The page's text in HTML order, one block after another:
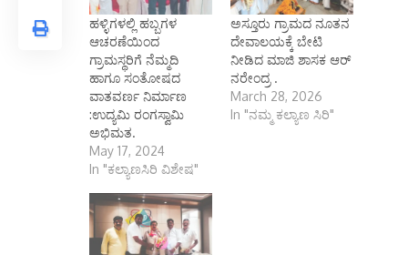
ಹಳ್ಳಿಗಳಲ್ಲಿ ಹಬ್ಬಗಳ
ಆಚರಣೆಯಿಂದ
ಗ್ರಾಮಸ್ಥರಿಗೆ ನೆಮ್ಮದಿ
ಹಾಗೂ ಸಂತೋಷದ
ವಾತವರ್ಣ ನಿರ್ಮಾಣ
:ಉದ್ಯಮಿ ರಂಗಸ್ವಾಮಿ
ಅಭಿಮತ.
May 17, 2024
In "ಕಲ್ಯಾಣಸಿರಿ ವಿಶೇಷ"
ಅಸ್ತೂರು ಗ್ರಾಮದ ನೂತನ
ದೇವಾಲಯಕ್ಕೆ ಬೇಟಿ
ನೀಡಿದ ಮಾಜಿ ಶಾಸಕ ಆರ್
ನರೇಂದ್ರ .
March 28, 2026
In "ನಮ್ಮ ಕಲ್ಯಾಣ ಸಿರಿ"